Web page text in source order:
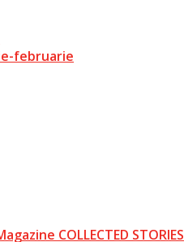
februarie
COLLECTED STORIES